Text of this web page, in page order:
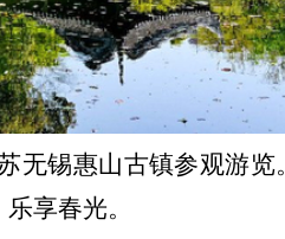
无锡惠山古镇参观游览
享春光。